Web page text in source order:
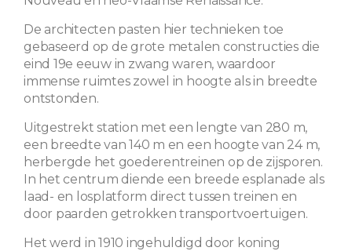
De architecten pasten hier technieken toe
gebaseerd op de grote metalen constructies die
eind 19e eeuw in zwang waren, waardoor
immense ruimtes zowel in hoogte als in breedte
ontstonden.
Uitgestrekt station met een lengte van 280 m,
een breedte van 140 m en een hoogte van 24 m,
herbergde het goederentreinen op de zijsporen.
In het centrum diende een breede esplanade als
laad- en losplatform direct tussen treinen en
door paarden getrokken transportvoertuigen.
Het werd in 1910 ingehuldigd door koning